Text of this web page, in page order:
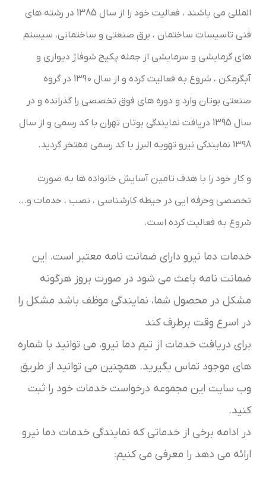
المللی می باشند ، فعالیت خود را از سال 1385 در رشته های
فنی تاسیسات ساختمان ، برق صنعتی و ساختمانی، سیستم
های گرمایشی و سرمایشی از جمله پکیج شوفاژ دیواری و
آبگرمکن ، شروع به فعالیت کرده و از سال 1390 در گروه
صنعتی بوتان وارد و دوره های فوق تخصصی را گذرانده و در
سال 1395 دریافت نمایندگی بوتان تهران با کد رسمی و از سال
1398 نمایندگی نیرو تهویه البرز با کد رسمی مفتخر گردید.
و کار خود را با هدف تامین آسایش خانواده ها به صورت
تخصصی وحرفه ایی در حیطه کارشناسی ، نصب ، خدمات و...
شروع به فعالیت کرده است.
خدمات دما نیرو دارای ضمانت نامه معتبر است. این
ضمانت نامه باعث می شود در صورت بروز هرگونه
مشکل در محصول شما، نمایندگی موظف باشد مشکل را
در اسرع وقت برطرف کند
برای دریافت خدمات از تیم دما نیرو، می توانید با شماره
های موجود تماس بگیرید. همچنین می توانید از طریق
وب سایت این مجموعه درخواست خدمات خود را ثبت
کنید.
در ادامه برخی از خدماتی که نمایندگی خدمات دما نیرو
ارائه می دهد را معرفی می کنیم: